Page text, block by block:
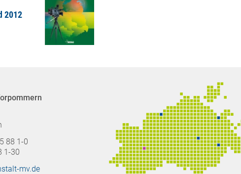
2012
88 1-0
1-30
mv.de